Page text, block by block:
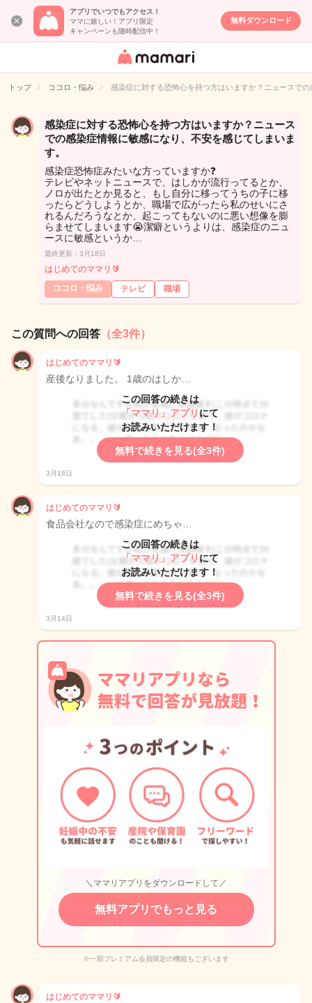
アプリでいつでもアクセス！
ママに嬉しい！アプリ限定
キャンペーンも随時配信中！
無料ダウンロード
女性専用匿名QA
イト
トップ ココロ・悩み 感染症に対する恐怖心を持つ方はいますか？ニュースで
感染症に対する恐怖心を持つ方はいますか？ニュース
での感染症情報に敏感になり、不安を感じてしまいま
す。
感染症恐怖症みたいな方っていますか❓
テレビやネットニュースで、はしかが流行ってるとか、
ノロが出たとか見ると、もし自分に移ってうちの子に移
ったらどうしようとか、職場で広がったら私のせいにさ
れるんだろうなとか、起こってもないのに悪い想像を膨
らませてしまいます😭潔癖というよりは、感染症のニュ
ースに敏感というか…
最終更新：3月18日
はじめてのママリ🔰
ココロ・悩み
テレビ 職場
この質問への回答 （全3件）
はじめてのママリ🔰
産後なりました。 1歳のはしか…
この回答の続きは
「ママリ」アプリ にて
お読みいただけます！
無料で続きを見る(全3件)
3月18日
はじめてのママリ🔰
食品会社なので感染症にめちゃ…
この回答の続きは
「ママリ」アプリ にて
お読みいただけます！
無料で続きを見る(全3件)
3月14日
＼ママリアプリをダウンロードして／
無料アプリでもっと見る
※一部プレミアム会員限定の機能もございます
はじめてのママリ🔰